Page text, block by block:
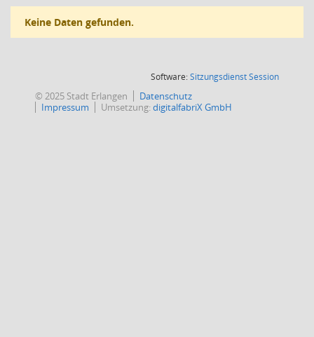
Keine Daten gefunden.
Software:SitzungsdienstSession(Wird in
© 2025 Stadt Erlangen
Datenschutz
Impressum
Umsetzung:digitalfabriX GmbH